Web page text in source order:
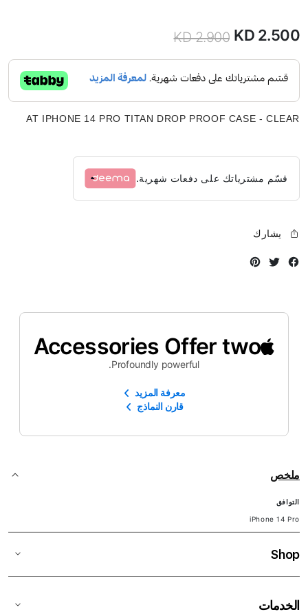
معرض
السعر
KD 2.500
KD 2.900
AT IPHONE 14 PRO TITAN DROP PROOF CASE - CLEAR
قسّم مشترياتك على دفعات شهرية.
يشارك
Facebook
Twitter
Accessories Offer two
Profoundly powerful.
معرفة المزيد
قارن النماذج
ملخص
التوافق
iPhone 14 Pro
Shop
الخدمات